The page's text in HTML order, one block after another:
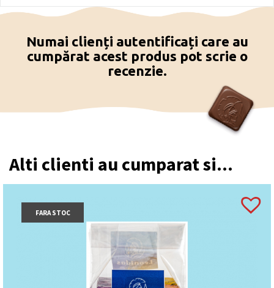
Numai clienți autentificați care au
cumpărat acest produs pot scrie o
recenzie.
Alti clienti au cumparat si...
FARA STOC